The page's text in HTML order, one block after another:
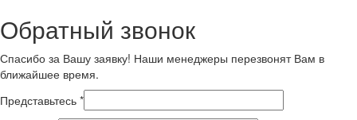
Обратный звонок
Спасибо за Вашу заявку! Наши менеджеры перезвонят Вам в
ближайшее время.
Представьтесь *